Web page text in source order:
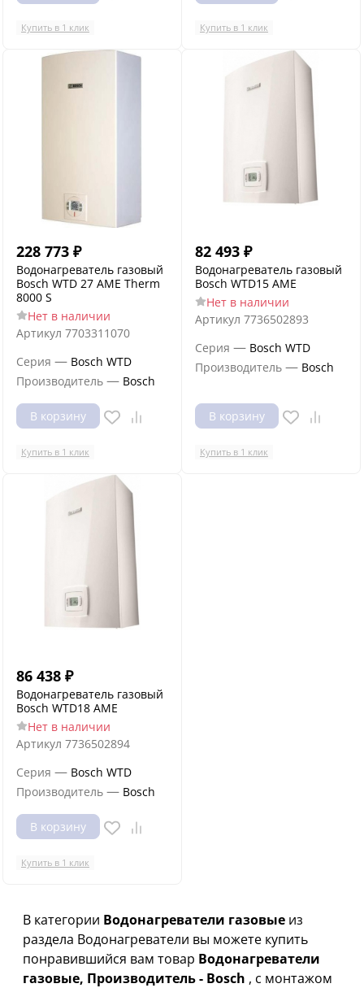
Купить в 1 клик Купить в 1 клик
228 773 ₽
Водонагреватель газовый
Bosch WTD 27 AME Therm
8000 S
Нет в наличии
Артикул 7703311070
Серия — Bosch WTD
Производитель — Bosch
В корзину
Купить в 1 клик
82 493 ₽
Водонагреватель газовый
Bosch WTD15 AME
Нет в наличии
Артикул 7736502893
Серия — Bosch WTD
Производитель — Bosch
В корзину
Купить в 1 клик
86 438 ₽
Водонагреватель газовый
Bosch WTD18 AME
Нет в наличии
Артикул 7736502894
Серия — Bosch WTD
Производитель — Bosch
В корзину
Купить в 1 клик
В категории Водонагреватели газовые из
раздела Водонагреватели вы можете купить
понравившийся вам товар Водонагреватели
газовые, Производитель - Bosch , с монтажом